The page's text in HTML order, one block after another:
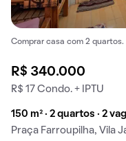
Comprar casa com 2 quartos.
R$ 340.000
R$ 17 Condo. + IPTU
150 m² · 2 quartos · 2
Praça Farroupilha, Vila